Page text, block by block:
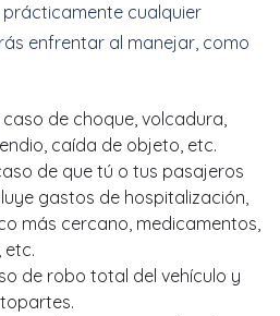
cualquier
enfrentar al manejar, como
de choque, volcadura,
caída de objeto, etc.
de que tú o tus pasajeros
gastos de hospitalización,
más cercano, medicamentos,
etc.
de robo total del vehículo y